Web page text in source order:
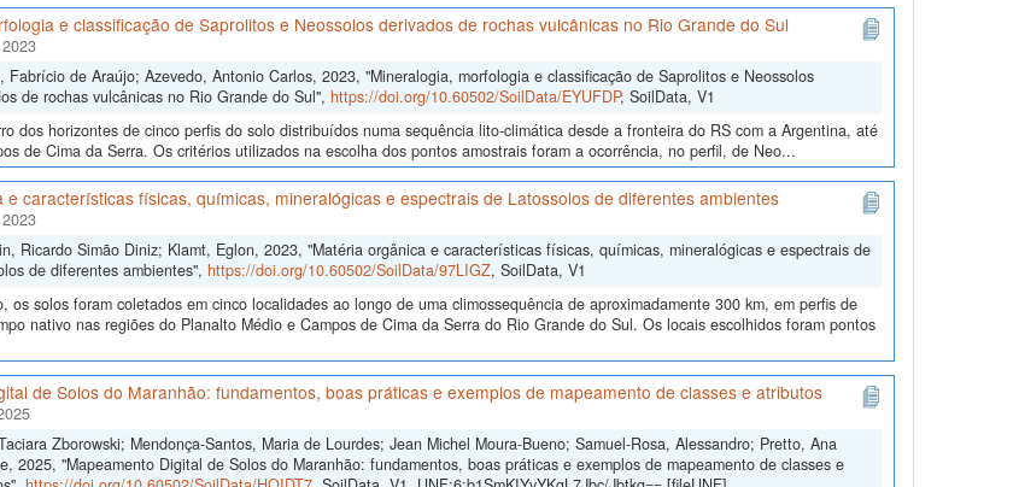
e classificação de Saprolitos e Neossolos derivados de rochas vulcânicas no Rio Grande do Sul
Fabrício de Araújo; Azevedo, Antonio Carlos, 2023, "Mineralogia, morfologia e classificação de Saprolitos e Neossolos
de rochas vulcânicas no Rio Grande do Sul", https://doi.org/10.60502/SoilData/EYUFDP, SoilData, V1
dos horizontes de cinco perfis do solo distribuídos numa sequência lito-climática desde a fronteira do RS com a Argentina, até
de Cima da Serra. Os critérios utilizados na escolha dos pontos amostrais foram a ocorrência, no perfil, de Neo...
e características físicas, químicas, mineralógicas e espectrais de Latossolos de diferentes ambientes
Ricardo Simão Diniz; Klamt, Eglon, 2023, "Matéria orgânica e características físicas, químicas, mineralógicas e espectrais de
de diferentes ambientes", https://doi.org/10.60502/SoilData/97LIGZ, SoilData, V1
os solos foram coletados em cinco localidades ao longo de uma climossequência de aproximadamente 300 km, em perfis de
nativo nas regiões do Planalto Médio e Campos de Cima da Serra do Rio Grande do Sul. Os locais escolhidos foram pontos
de Solos do Maranhão: fundamentos, boas práticas e exemplos de mapeamento de classes e atributos
Zborowski; Mendonça-Santos, Maria de Lourdes; Jean Michel Moura-Bueno; Samuel-Rosa, Alessandro; Pretto, Ana
2025, "Mapeamento Digital de Solos do Maranhão: fundamentos, boas práticas e exemplos de mapeamento de classes e